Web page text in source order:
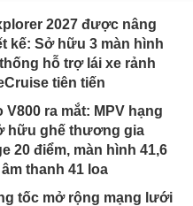
2027 được nâng
kế: Sở hữu 3 màn hình
hỗ trợ lái xe rảnh
tiên tiến
V800 ra mắt: MPV hạng
hữu ghế thương gia
20 điểm, màn hình 41,6
thanh 41 loa
tốc mở rộng mạng lưới